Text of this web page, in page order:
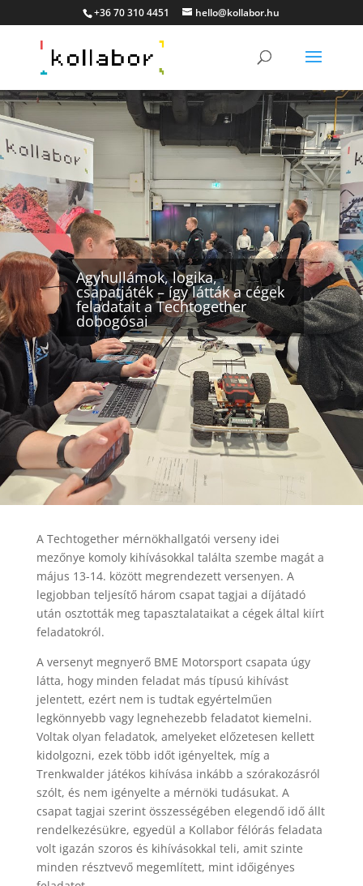
+36 70 310 4451 hello@kollabor.hu
Agyhullámok, logika,
csapatjáték – így látták a cégek
feladatait a Techtogether
dobogósai
A Techtogether mérnökhallgatói verseny idei
mezőnye komoly kihívásokkal találta szembe magát a
május 13-14. között megrendezett versenyen. A
legjobban teljesítő három csapat tagjai a díjátadó
után osztották meg tapasztalataikat a cégek által kiírt
feladatokról.
A versenyt megnyerő BME Motorsport csapata úgy
látta, hogy minden feladat más típusú kihívást
jelentett, ezért nem is tudtak egyértelműen
legkönnyebb vagy legnehezebb feladatot kiemelni.
Voltak olyan feladatok, amelyeket előzetesen kellett
kidolgozni, ezek több időt igényeltek, míg a
Trenkwalder játékos kihívása inkább a szórakozásról
szólt, és nem igényelte a mérnöki tudásukat. A
csapat tagjai szerint összességében elegendő idő állt
rendelkezésükre, egyedül a Kollabor félórás feladata
volt igazán szoros és kihívásokkal teli, amit szinte
minden résztvevő megemlített, mint időigényes